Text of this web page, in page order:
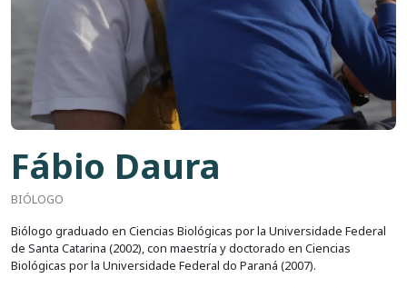
Fábio Daura
BIÓLOGO
Biólogo graduado en Ciencias Biológicas por la Universidade Federal
de Santa Catarina (2002), con maestría y doctorado en Ciencias
Biológicas por la Universidade Federal do Paraná (2007).